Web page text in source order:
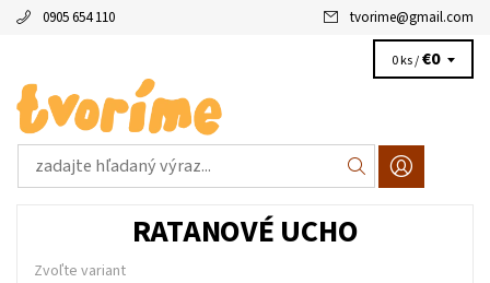
0905 654 110 tvorime@gmail.com
0 ks /€0
RATANOVÉ UCHO
Zvoľte variant